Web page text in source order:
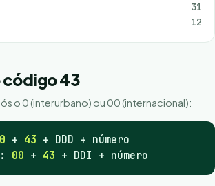
31
12
código 43
o 0 (interurbano) ou 00 (internacional):
0 + 43 + DDD + número
00 + 43 + DDI + número